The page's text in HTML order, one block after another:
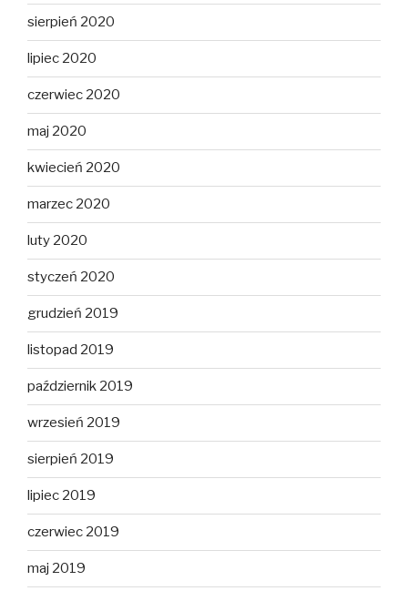
sierpień 2020
lipiec 2020
czerwiec 2020
maj 2020
kwiecień 2020
marzec 2020
luty 2020
styczeń 2020
grudzień 2019
listopad 2019
październik 2019
wrzesień 2019
sierpień 2019
lipiec 2019
czerwiec 2019
maj 2019